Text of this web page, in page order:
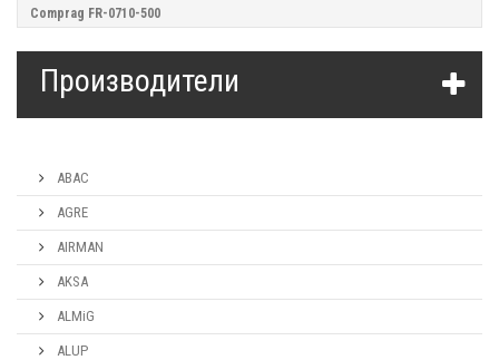
Comprag FR-0710-500
Производители
ABAC
AGRE
AIRMAN
AKSA
ALMiG
ALUP